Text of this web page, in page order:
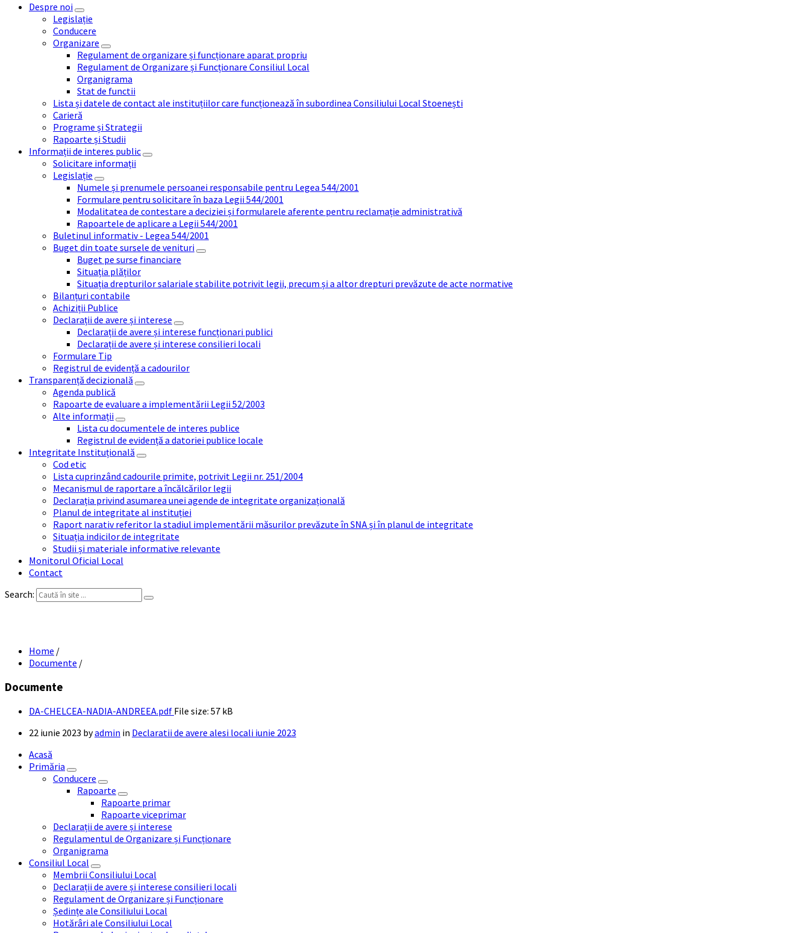
Despre noi
Legislație
Conducere
Organizare
Regulament de organizare și funcționare aparat propriu
Regulament de Organizare și Funcționare Consiliul Local
Organigrama
Stat de functii
Lista și datele de contact ale instituțiilor care funcționează în subordinea Consiliului Local Stoenești
Carieră
Programe și Strategii
Rapoarte și Studii
Informații de interes public
Solicitare informații
Legislație
Numele și prenumele persoanei responsabile pentru Legea 544/2001
Formulare pentru solicitare în baza Legii 544/2001
Modalitatea de contestare a deciziei și formularele aferente pentru reclamație administrativă
Rapoartele de aplicare a Legii 544/2001
Buletinul informativ - Legea 544/2001
Buget din toate sursele de venituri
Buget pe surse financiare
Situația plăților
Situația drepturilor salariale stabilite potrivit legii, precum și a altor drepturi prevăzute de acte normative
Bilanțuri contabile
Achiziții Publice
Declarații de avere și interese
Declarații de avere și interese funcționari publici
Declarații de avere și interese consilieri locali
Formulare Tip
Registrul de evidență a cadourilor
Transparență decizională
Agenda publică
Rapoarte de evaluare a implementării Legii 52/2003
Alte informații
Lista cu documentele de interes publice
Registrul de evidență a datoriei publice locale
Integritate Instituțională
Cod etic
Lista cuprinzând cadourile primite, potrivit Legii nr. 251/2004
Mecanismul de raportare a încălcărilor legii
Declarația privind asumarea unei agende de integritate organizațională
Planul de integritate al instituției
Raport narativ referitor la stadiul implementării măsurilor prevăzute în SNA și în planul de integritate
Situația indicilor de integritate
Studii și materiale informative relevante
Monitorul Oficial Local
Contact
Search:
Home /
Documente /
Documente
DA-CHELCEA-NADIA-ANDREEA.pdf File size: 57 kB
22 iunie 2023 byadmin in Declaratii de avere alesi locali iunie 2023
Acasă
Primăria
Conducere
Rapoarte
Rapoarte primar
Rapoarte viceprimar
Declarații de avere și interese
Regulamentul de Organizare și Funcționare
Organigrama
Consiliul Local
Membrii Consiliului Local
Declarații de avere și interese consilieri locali
Regulament de Organizare și Funcționare
Ședințe ale Consiliului Local
Hotărâri ale Consiliului Local